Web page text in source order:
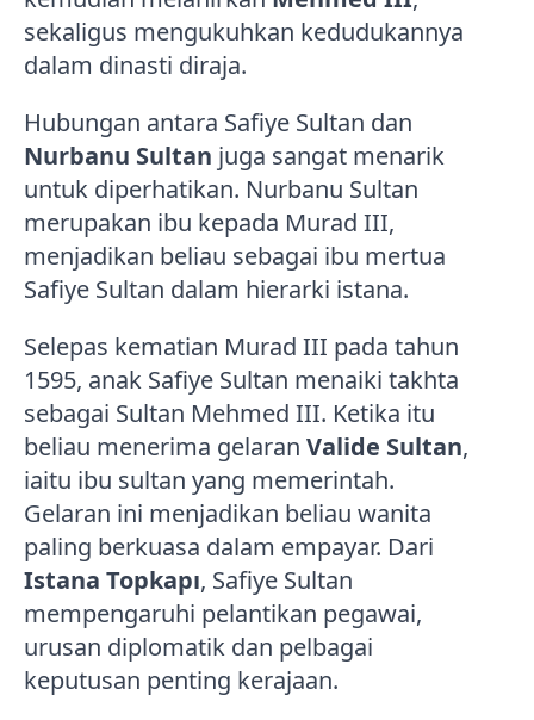
sekaligus mengukuhkan kedudukannya
dalam dinasti diraja.
Hubungan antara Safiye Sultan dan
Nurbanu Sultan juga sangat menarik
untuk diperhatikan. Nurbanu Sultan
merupakan ibu kepada Murad III,
menjadikan beliau sebagai ibu mertua
Safiye Sultan dalam hierarki istana.
Selepas kematian Murad III pada tahun
1595, anak Safiye Sultan menaiki takhta
sebagai Sultan Mehmed III. Ketika itu
beliau menerima gelaran Valide Sultan,
iaitu ibu sultan yang memerintah.
Gelaran ini menjadikan beliau wanita
paling berkuasa dalam empayar. Dari
Istana Topkapı, Safiye Sultan
mempengaruhi pelantikan pegawai,
urusan diplomatik dan pelbagai
keputusan penting kerajaan.